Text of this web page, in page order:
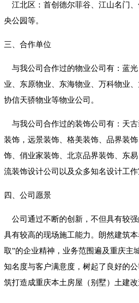
江北区：首创德尔菲谷、江山名门
央公园等。
三、合作单位
与我公司合作过的物业公司有：蓝
业、东原物业、东海物业、万科物业、
协信天骄物业等物业公司。
与我公司合作过的装饰公司有：天
装饰，远景装饰、格美装饰、品界装
饰、俏业家装饰、北京品界装饰、东
流装饰设计公司以及众多知名设计工作
四、公司愿景
公司通过不断的创新，不但具有较
具有较高的现场施工能力。朗然建筑
取”的企业精神，业务范围遍及重庆主
知名度与客户满意度，树起了良好的
筑打造成重庆本土房屋（别墅）土建改